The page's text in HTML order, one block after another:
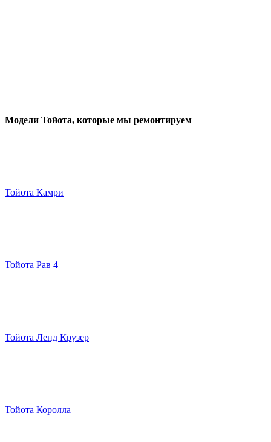
Модели Тойота, которые мы ремонтируем
Тойота Камри
Тойота Рав 4
Тойота Ленд Крузер
Тойота Королла